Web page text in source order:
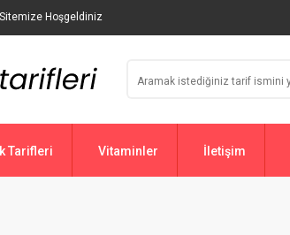
Hoşgeldiniz
Tarifleri Vitaminler İletişim